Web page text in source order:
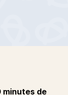
minutes de